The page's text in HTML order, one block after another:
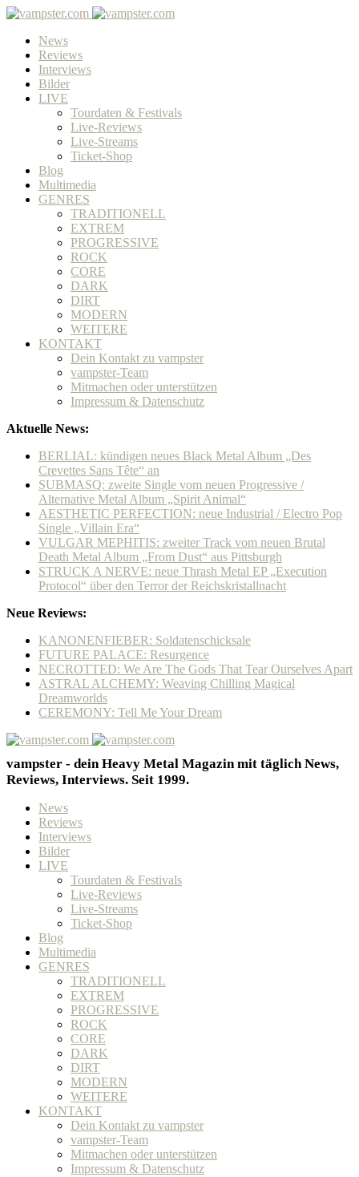
News
Reviews
Interviews
Bilder
LIVE
Tourdaten & Festivals
Live-Reviews
Live-Streams
Ticket-Shop
Blog
Multimedia
GENRES
TRADITIONELL
EXTREM
PROGRESSIVE
ROCK
CORE
DARK
DIRT
MODERN
WEITERE
KONTAKT
Dein Kontakt zu vampster
vampster-Team
Mitmachen oder unterstützen
Impressum & Datenschutz
Aktuelle News:
BERLIAL: kündigen neues Black Metal Album „Des
Crevettes Sans Tête“ an
SUBMASQ: zweite Single vom neuen Progressive /
Alternative Metal Album „Spirit Animal“
AESTHETIC PERFECTION: neue Industrial / Electro Pop
Single „Villain Era“
VULGAR MEPHITIS: zweiter Track vom neuen Brutal
Death Metal Album „From Dust“ aus Pittsburgh
STRUCK A NERVE: neue Thrash Metal EP „Execution
Protocol“ über den Terror der Reichskristallnacht
Neue Reviews:
KANONENFIEBER: Soldatenschicksale
FUTURE PALACE: Resurgence
NECROTTED: We Are The Gods That Tear Ourselves Apart
ASTRAL ALCHEMY: Weaving Chilling Magical
Dreamworlds
CEREMONY: Tell Me Your Dream
vampster - dein Heavy Metal Magazin mit täglich News,
Reviews, Interviews. Seit 1999.
News
Reviews
Interviews
Bilder
LIVE
Tourdaten & Festivals
Live-Reviews
Live-Streams
Ticket-Shop
Blog
Multimedia
GENRES
TRADITIONELL
EXTREM
PROGRESSIVE
ROCK
CORE
DARK
DIRT
MODERN
WEITERE
KONTAKT
Dein Kontakt zu vampster
vampster-Team
Mitmachen oder unterstützen
Impressum & Datenschutz